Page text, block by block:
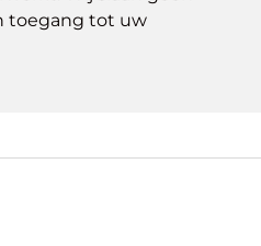
toegang tot uw